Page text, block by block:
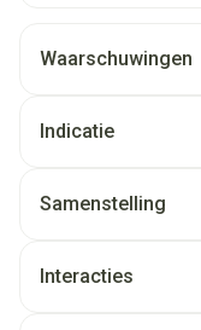
Waarschuwingen
Indicatie
Samenstelling
Interacties